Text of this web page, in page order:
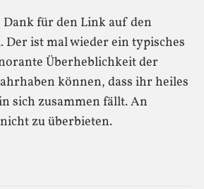
Dank für den Link auf den
ist mal wieder ein typisches
Überheblichkeit der
können, dass ihr heiles
sich zusammen fällt. An
zu überbieten.